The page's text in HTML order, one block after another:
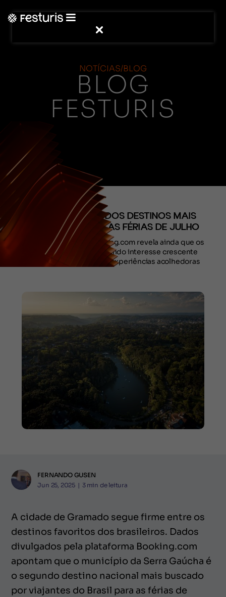
NOTÍCIAS/BLOG
BLOG
FESTURIS
(CONTEÚDO)
GRAMADO É UM DOS DESTINOS MAIS
BUSCADOS PARA AS FÉRIAS DE JULHO
O levantamento da Booking.com revela ainda que os
turistas vêm demonstrando interesse crescente
por destinos serranos e experiências acolhedoras
FERNANDO GUSEN
Jun 25, 2025 | 3 min de leitura
A cidade de Gramado segue firme entre os
destinos favoritos dos brasileiros. Dados
divulgados pela plataforma Booking.com
apontam que o município da Serra Gaúcha é
o segundo destino nacional mais buscado
por viajantes do Brasil para as férias de